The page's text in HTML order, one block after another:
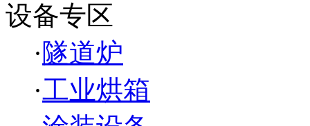
设备专区
·隧道炉
·工业烘箱